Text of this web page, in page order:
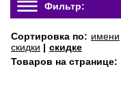
Фильтр:
Сортировка по: имени
скидки | скидке
Товаров на странице: